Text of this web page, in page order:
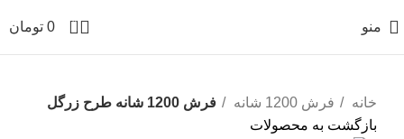
منو 0
0 تومان
خانه فرش 1200 شانه
فرش 1200 شانه طرح زرگل
بازگشت به محصولات